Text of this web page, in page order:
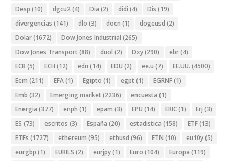
Desp (10) dgcu2(4) Dia (2) didi (4) Dis (19)
divergencias (141) dlo (3) docn (1) dogeusd (2)
Dolar(1672) Dow Jones Industrial (265)
Dow Jones Transport (88) duol (2) Dxy(290) ebr(4)
ECB (5) ECH (12) edn (14) EDU (2) ee.u (7) EE.UU. (4500)
Eem (211) EFA(1) Egipto (1) egpt (1) EGRNF(1)
Emb (32) Emerging market (2236) encuesta (1)
Energia (377) enph (1) epam (3) EPU (14) ERIC(1) Erj (3)
ES (73) escritos (3) España (20) estadistica (158) ETF(13)
ETFs (1727) ethereum (95) ethusd (96) ETN (10) eu10y(5)
eurgbp (1) EURILS (2) eurjpy(1) Euro (104) Europa (119)